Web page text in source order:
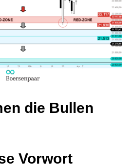
die Bullen
Vorwort